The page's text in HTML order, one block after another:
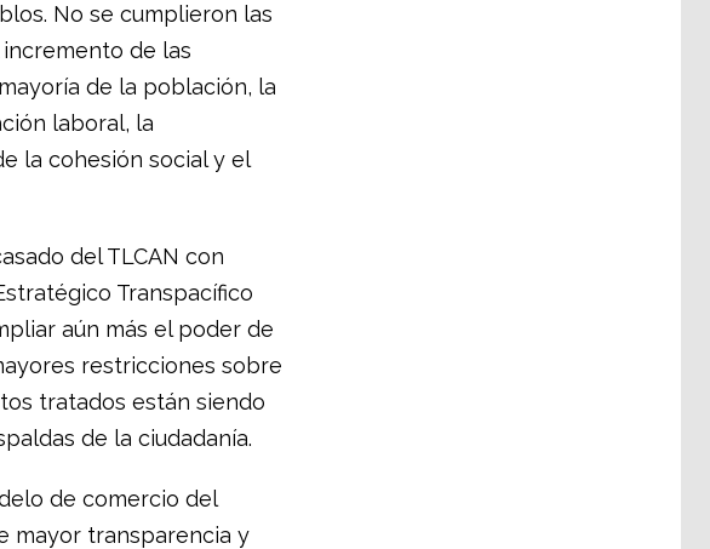
No se cumplieron las
de las
de la población, la
laboral, la
la cohesión social y el
del TLCAN con
Transpacífico
aún más el poder de
restricciones sobre
tratados están siendo
de la ciudadanía.
de comercio del
mayor transparencia y